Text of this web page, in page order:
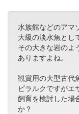
水族館などのアマ
大級の淡水魚とし
その大きな岩のよ
ありますよね。
観賞用の大型古代
ピラルクですがエ
飼育を検討した場
か？